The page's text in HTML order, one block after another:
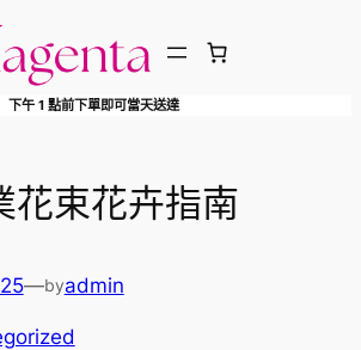
下午 1 點前下單即可當天送達
花束花卉指南
—byadmin